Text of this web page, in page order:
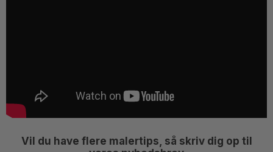
Vil du have flere malertips, så skriv dig op til